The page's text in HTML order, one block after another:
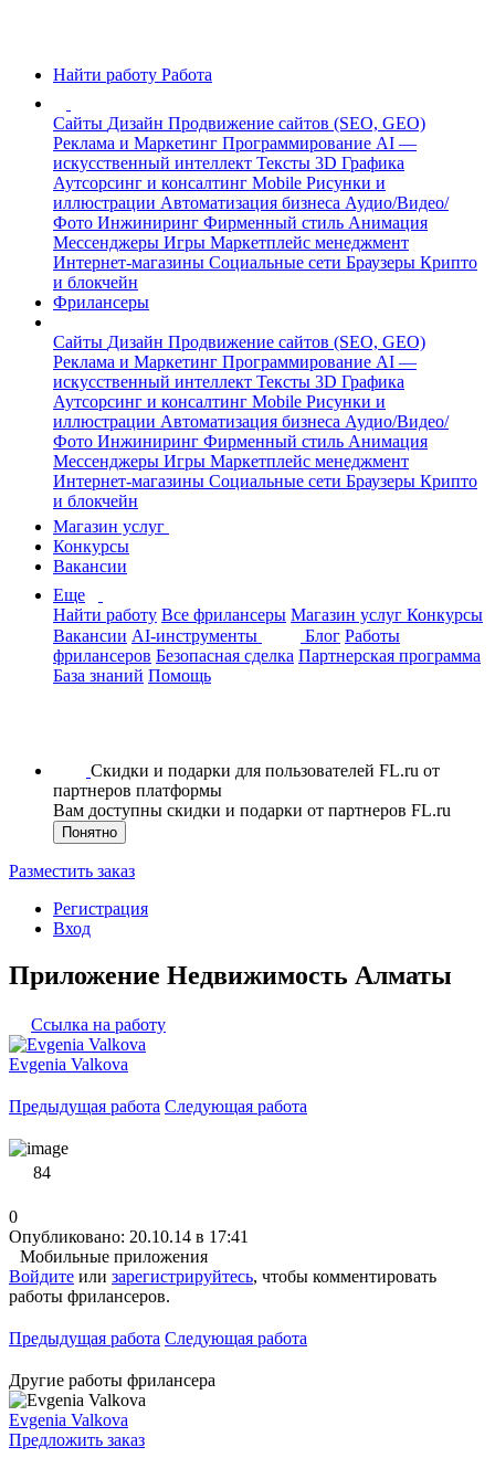
Найти работу Работа
Сайты Дизайн Продвижение сайтов (SEO, GEO)
Реклама и Маркетинг Программирование AI —
искусственный интеллект Тексты 3D Графика
Аутсорсинг и консалтинг Mobile Рисунки и
иллюстрации Автоматизация бизнеса Аудио/Видео/
Фото Инжиниринг Фирменный стиль Анимация
Мессенджеры Игры Маркетплейс менеджмент
Интернет-магазины Социальные сети Браузеры Крипто
и блокчейн
Фрилансеры
Сайты Дизайн Продвижение сайтов (SEO, GEO)
Реклама и Маркетинг Программирование AI —
искусственный интеллект Тексты 3D Графика
Аутсорсинг и консалтинг Mobile Рисунки и
иллюстрации Автоматизация бизнеса Аудио/Видео/
Фото Инжиниринг Фирменный стиль Анимация
Мессенджеры Игры Маркетплейс менеджмент
Интернет-магазины Социальные сети Браузеры Крипто
и блокчейн
Магазин услуг
Конкурсы
Вакансии
Еще
Найти работу Все фрилансеры Магазин услуг Конкурсы
Вакансии AI-инструменты Блог Работы
фрилансеров Безопасная сделка Партнерская программа
База знаний Помощь
Скидки и подарки для пользователей FL.ru от
партнеров платформы
Вам доступны скидки и подарки от партнеров FL.ru
Понятно
Разместить заказ
Регистрация
Вход
Приложение Недвижимость Алматы
Ссылка на работу
Evgenia Valkova
Предыдущая работа Следующая работа
84
0
Опубликовано: 20.10.14 в 17:41
Мобильные приложения
Войдите или зарегистрируйтесь, чтобы комментировать
работы фрилансеров.
Предыдущая работа Следующая работа
Другие работы фрилансера
Evgenia Valkova
Предложить заказ